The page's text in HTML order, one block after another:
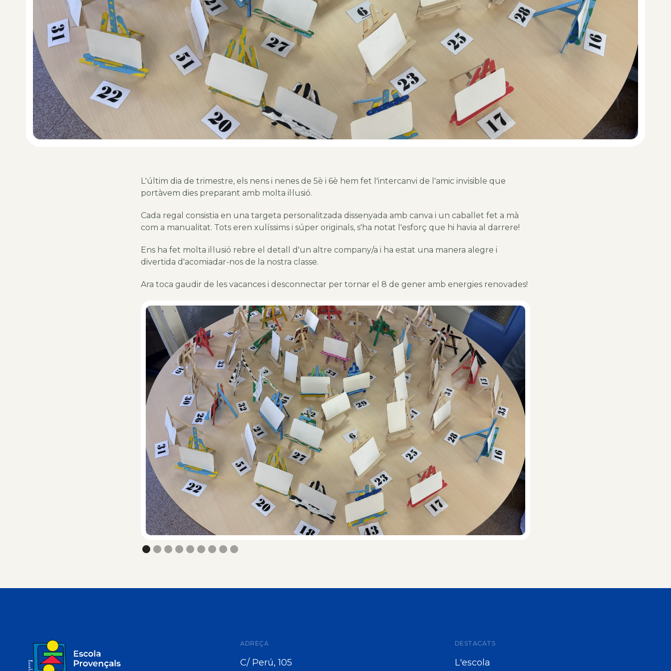
L'últim dia de trimestre, els nens i nenes de 5è i 6è hem fet l'intercanvi de l'amic invisible que
portàvem dies preparant amb molta il·lusió.
Cada regal consistia en una targeta personalitzada dissenyada amb canva i un caballet fet a mà
com a manualitat. Tots eren xulíssims i súper originals, s'ha notat l'esforç que hi havia al darrere!
Ens ha fet molta il·lusió rebre el detall d'un altre company/a i ha estat una manera alegre i
divertida d'acomiadar-nos de la nostra classe.
Ara toca gaudir de les vacances i desconnectar per tornar el 8 de gener amb energies renovades!
ADREÇA
C/ Perú, 105
DESTACATS
L'escola